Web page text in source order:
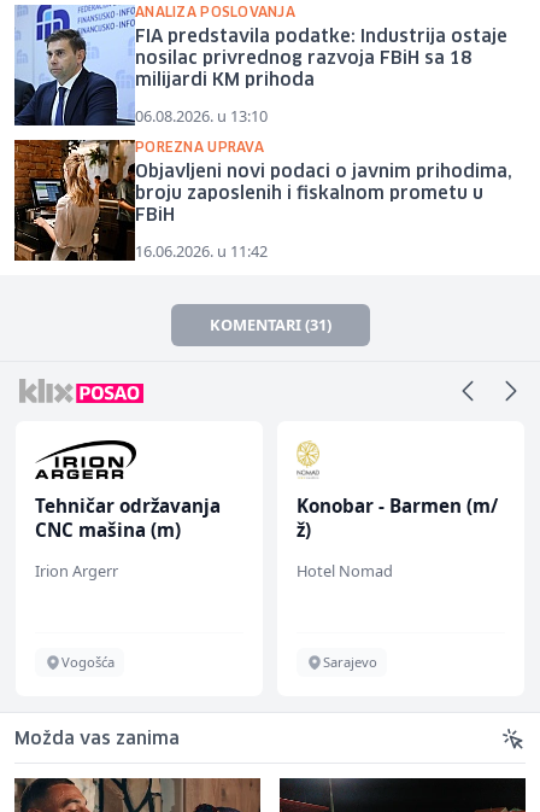
ANALIZA POSLOVANJA
FIA predstavila podatke: Industrija ostaje
nosilac privrednog razvoja FBiH sa 18
milijardi KM prihoda
06.08.2026. u 13:10
POREZNA UPRAVA
Objavljeni novi podaci o javnim prihodima,
broju zaposlenih i fiskalnom prometu u
FBiH
16.06.2026. u 11:42
KOMENTARI (31)
Tehničar održavanja
CNC mašina (m)
Irion Argerr
Vogošća
Konobar - Barmen (m/
ž)
Hotel Nomad
Sarajevo
Možda vas zanima